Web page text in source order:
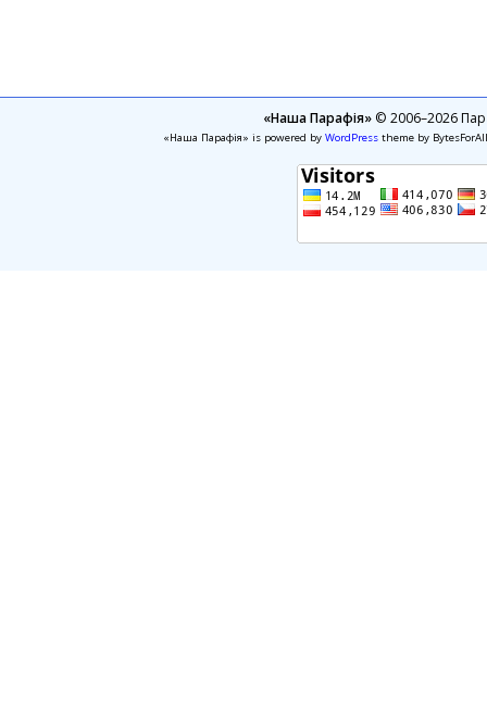
«Наша Парафія»© 2006–2026
«Наша Парафія» is powered by WordPresstheme by